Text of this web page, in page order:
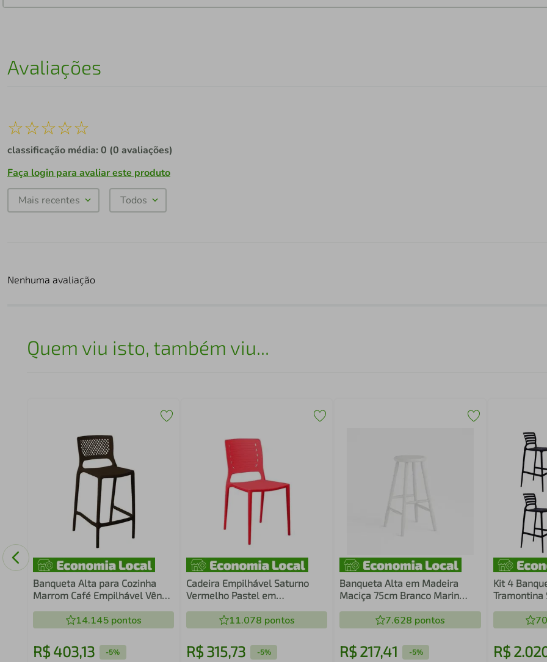
Avaliações
☆☆☆☆☆
classificação média: 0 (0 avaliações)
Faça login para avaliar este produto
Mais recentes Todos
Nenhuma avaliação
Quem viu isto, também viu...
Banqueta Alta para Cozinha
Marrom Café Empilhável Vênus
14.145pontos
R$ 403,13 -5%
Cadeira Empilhável Saturno
Vermelho Pastel em
11.078 pontos
R$ 315,73 -5%
Banqueta Alta em Madeira
Maciça 75cm Branco Marin
7.628 pontos
R$217,41 -5%
Kit 4
Tramontina
R$ 2.